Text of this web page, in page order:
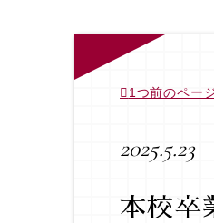
1つ前のペー
2025.5.23
本校卒